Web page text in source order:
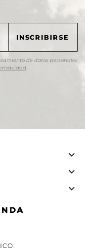
de datos personales
.


